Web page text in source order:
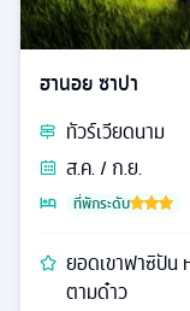
ฮานอย ซาปา
ทัวร์เวียดนาม
ส.ค. / ก.ย.
ที่พักระดับ
ยอดเขาฟาซิปัน
ตามด๋าว